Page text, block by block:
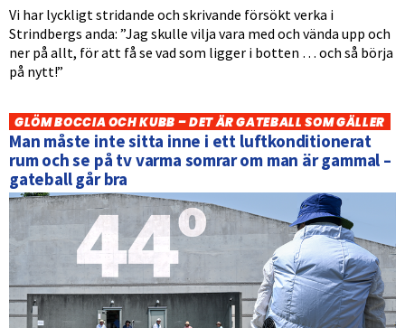
Vi har lyckligt stridande och skrivande försökt verka i
Strindbergs anda: ”Jag skulle vilja vara med och vända upp och
ner på allt, för att få se vad som ligger i botten … och så börja
på nytt!”
GLÖM BOCCIA OCH KUBB – DET ÄR GATEBALL SOM GÄLLER
Man måste inte sitta inne i ett luftkonditionerat
rum och se på tv varma somrar om man är gammal –
gateball går bra